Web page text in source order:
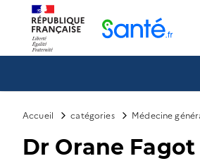
Accueil catégories Médecine
Dr Orane Fagot
Panneau de gestion des cookies